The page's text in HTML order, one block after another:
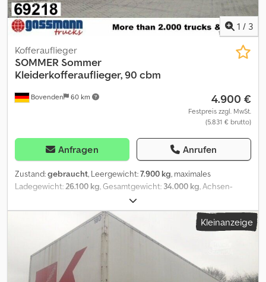
1 / 3
Bovenden 60 km
Kofferauflieger
SOMMER Sommer
Kleiderkofferauflieger, 90 cbm
4.900 €
Festpreis zzgl. MwSt.
(5.831 € brutto)
Anfragen Anrufen
Zustand:gebraucht, Leergewicht:7.900 kg, maximales
Ladegewicht:26.100 kg, Gesamtgewicht: 34.000 kg, Achsen-
, Erstzulassung:
13.400 mm, Laderaumbreite:2.480 mm, Laderaumhöhe:2.700
, Laderaumvolumen: 90 m³, Gesamtlänge: 2.550 mm,
Gesamtbreite:4.000 mm, Federung:Luft
, Farbe: , Kilometerstand: 1.001 km, Getriebetyp:
Fahrerkabine:
Sonstige
, Fahrzeugstandort:
Bovenden, 3-Achsen, SAF-Achsen, luftgefedert, 1.Achse liftbar,
Kleinanzeige